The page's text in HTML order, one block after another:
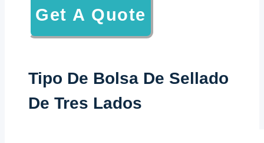
Get A Quote
Tipo De Bolsa De Sellado
De Tres Lados